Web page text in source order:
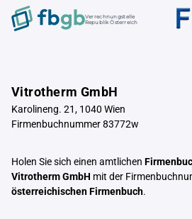
Verrechnungstelle
Republik Österreich
Vitrotherm GmbH
Karolineng. 21, 1040 Wien
Firmenbuchnummer 83772w
Holen Sie sich einen amtlichen
Vitrotherm GmbH mit der
österreichischen Firmenbuch.